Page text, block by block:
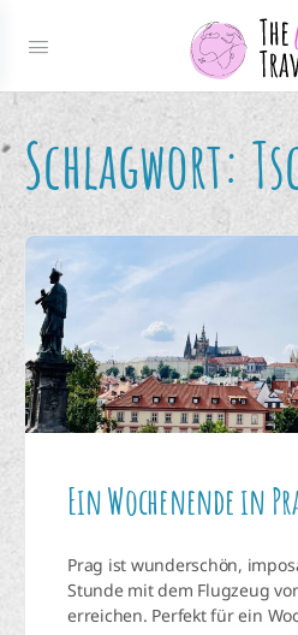
Schlagwort:
Ein Wochenende in
Prag ist wunderschön,
Stunde mit dem Flugzeug
erreichen. Perfekt für ein